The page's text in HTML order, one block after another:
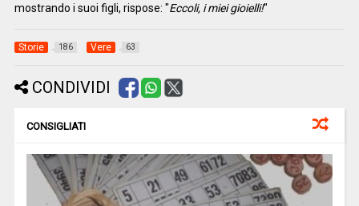
mostrando i suoi figli, rispose: "Eccoli, i miei gioielli!"
Storie 186 Vere 63
CONDIVIDI
CONSIGLIATI